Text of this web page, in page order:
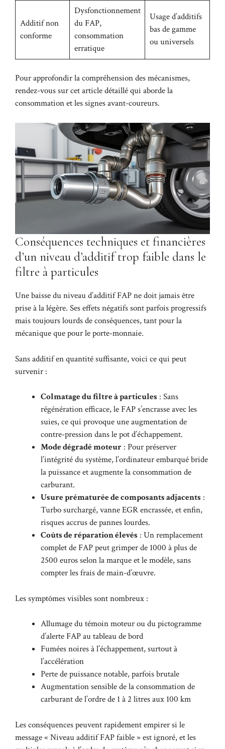
Additif non
conforme
Dysfonctionnement
du FAP,
consommation
erratique
Usage d’additifs
bas de gamme
ou universels
Pour approfondir la compréhension des mécanismes,
rendez-vous surcet article détailléqui aborde la
consommation et les signes avant-coureurs.
Conséquences techniques et financières
d’un niveau d’additif trop faible dans le
filtre à particules
Une baisse du niveau d’additif FAP ne doit jamais être
prise à la légère. Ses effets négatifs sont parfois progressifs
mais toujours lourds de conséquences, tant pour la
mécanique que pour le porte-monnaie.
Sans additif en quantité suffisante, voici ce qui peut
survenir :
Colmatage du filtre à particules : Sans
régénération efficace, le FAP s’encrasse avec les
suies, ce qui provoque une augmentation de
contre-pression dans le pot d’échappement.
Mode dégradé moteur : Pour préserver
l’intégrité du système, l’ordinateur embarqué bride
la puissance et augmente la consommation de
carburant.
Usure prématurée de composants adjacents :
Turbo surchargé, vanne EGR encrassée, et enfin,
risques accrus de pannes lourdes.
Coûts de réparation élevés : Un remplacement
complet de FAP peut grimper de 1000 à plus de
2500 euros selon la marque et le modèle, sans
compter les frais de main-d’œuvre.
Les symptômes visibles sont nombreux :
Allumage du témoin moteur ou du pictogramme
d’alerte FAP au tableau de bord
Fumées noires à l’échappement, surtout à
l’accélération
Perte de puissance notable, parfois brutale
Augmentation sensible de la consommation de
carburant de l’ordre de 1 à 2 litres aux 100 km
Les conséquences peuvent rapidement empirer si le
message « Niveau additif FAP faible » est ignoré, et les